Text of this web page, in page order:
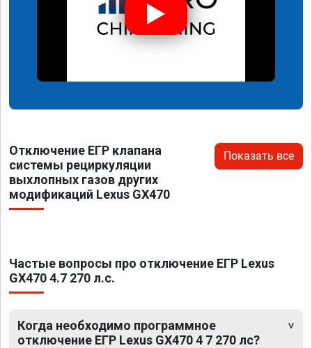
Отключение ЕГР клапана
системы рециркуляции
выхлопных газов других
модификаций Lexus GX470
Показать все
Частые вопросы про отключение ЕГР Lexus
GX470 4.7 270 л.с.
Когда необходимо программное
отключение ЕГР Lexus GX470 4 7 270 лс?